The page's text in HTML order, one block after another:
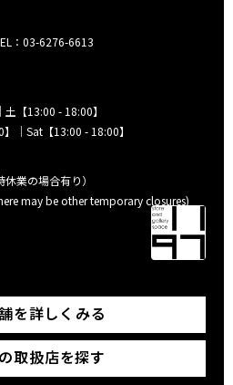
：03-6276-6613
【13:00 - 18:00】
｜Sat【13:00 - 18:00】
業の場合有り）
may be other temporary closures)
を詳しくみる
取扱店を探す